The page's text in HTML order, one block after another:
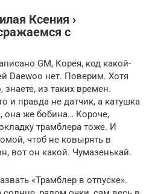
Ксения ›
с
GM, Корея, код какой-
Daewoo нет. Поверим. Хотя
из таких времен.
и правда не датчик, а катушка
она же бобина… Короче,
трамблера тоже. И
чтоб не ковырять в
вот он какой. Чумазенькай.
«Трамблер в отпуске».